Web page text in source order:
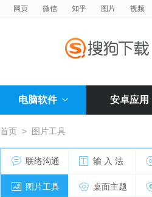
网页 微信 知乎 图片 视频
电脑软件 安卓应用
首页 > 图片工具
联络沟通 输 入 法
图片工具 桌面主题